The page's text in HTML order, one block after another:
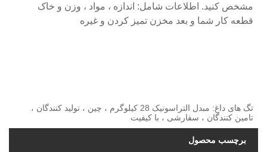
مشخص کنید. اطلاعات شامل: اندازه ، مواد ، وزن و خاک
قطعه کار شما و بعد مخزن تمیز کردن و غیره
تگ های داغ: مبدل التراسونیک 28 کیلوگرم ، چین ، تولید کنندگان ،
تامین کنندگان ، سفارشی ، با کیفیت
برچسب محصول